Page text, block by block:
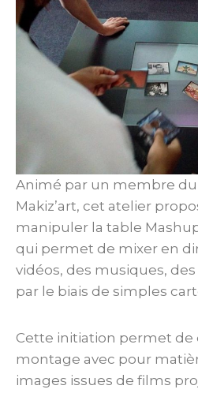
Animé par un membre
Makiz’art, cet atelier
manipuler la table
qui permet de mixer en
vidéos, des musiques,
par le biais de simples
Cette initiation permet de
montage avec pour
images issues de films